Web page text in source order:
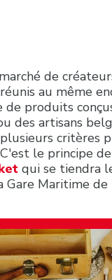
de
au même
de produits
des artisans
critères
le principe de
qui se tiendra
Gare Maritime de